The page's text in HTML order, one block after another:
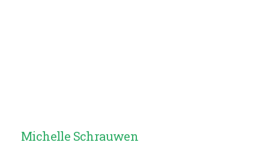
Michelle Schrauwen